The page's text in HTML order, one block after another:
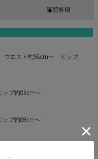
確認事項
ウエスト約58cm～ ヒップ
プ約86cm～
プ約89cm～